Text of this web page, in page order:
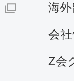
海
会
Z会